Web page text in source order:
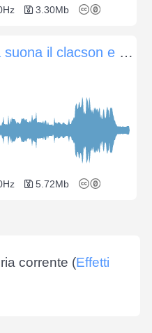
3.30Mb
Il treno sulla banchina suona il clacson e i freni fischiano, le persone vicine parlano
5.72Mb
corrente (Effetti